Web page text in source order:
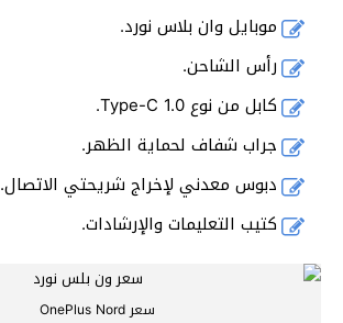
موبايل وان بلاس نورد.
رأس الشاحن.
كابل من نوع Type-C 1.0.
جراب شفاف لحماية الظهر.
دبوس معدني لإخراج شريحتي الاتصال.
كتيب التعليمات والإرشادات.
سعر OnePlus Nord